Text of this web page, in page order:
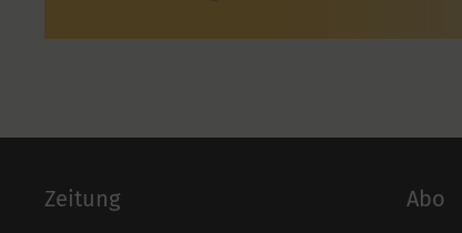
Zeitung Abo